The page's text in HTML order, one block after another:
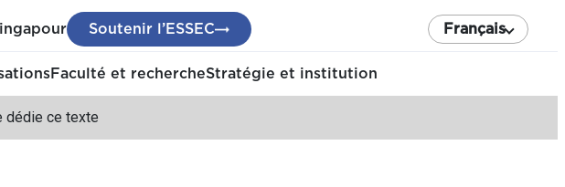
Soutenir l’ESSEC Français
Faculté et rechercheStratégie et institution
dédie ce texte